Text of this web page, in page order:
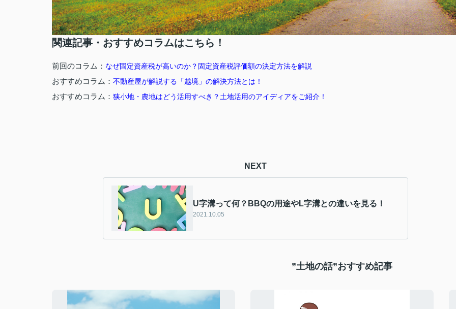
関連記事・おすすめコラムはこちら！
前回のコラム： なぜ固定資産税が高いのか？固定資産税評価額の決定方法を解説
おすすめコラム： 不動産屋が解説する「越境」の解決方法とは！
おすすめコラム： 狭小地・農地はどう活用すべき？土地活用のアイディアをご紹介！
NEXT
U字溝って何？BBQの用途やL字溝との違いを見る！
2021.10.05
”土地の話”おすすめ記事